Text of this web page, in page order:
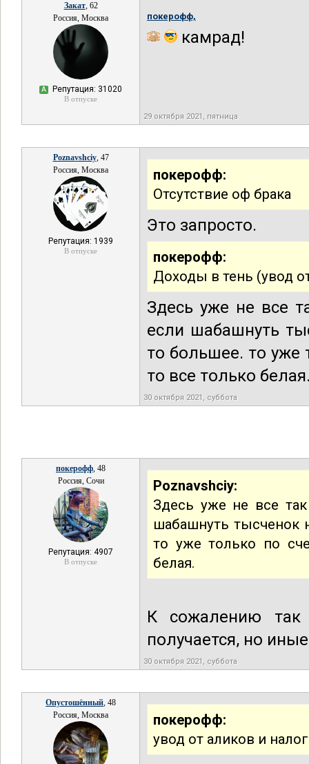
Закат, 62
Россия, Москва
А Репутация: 31020
В отпуске
покерофф,
камрад!
29 октября 2021, пятница
Poznavshciy, 47
Россия, Москва
Репутация: 1939
В отпуске
покерофф:
Отсутствие оф брака
Это запросто.
покерофф:
Доходы в тень (увод
Здесь уже не все
если шабашнуть
то большее. то уже
то все только
30 октября 2021, суббота
покерофф, 48
Россия, Сочи
Репутация: 4907
В отпуске
Poznavshciy:
Здесь уже не все
шабашнуть тысченок
то уже только по
белая.
К сожалению так
получается, но
30 октября 2021, суббота
Опустошённый, 48
Россия, Москва
покерофф:
увод от аликов и